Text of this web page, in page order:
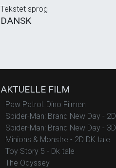
Tekstet sprog
DANSK
AKTUELLE FILM
Paw Patrol: Dino Filmen
Spider-Man: Brand New Day - 2D
Spider-Man: Brand New Day - 3D
Minions & Monstre - 2D DK tale
Toy Story 5 - Dk tale
The Odyssey